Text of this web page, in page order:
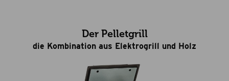
Der Pelletgrill
die Kombination aus Elektrogrill und Holz